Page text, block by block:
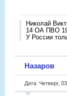
Николай
14 ОА ПВО
У России
Назаров
Дата: Четверг,